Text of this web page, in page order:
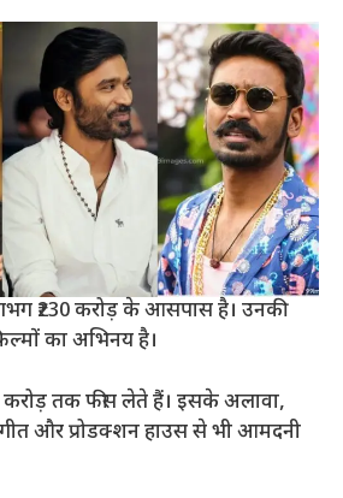
₹230 करोड़ के आसपास है। उनकी
का अभिनय है।
करोड़ तक फीस लेते हैं। इसके अलावा,
और प्रोडक्शन हाउस से भी आमदनी